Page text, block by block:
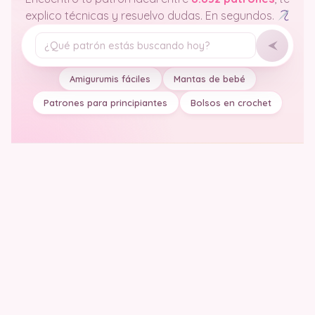
explico técnicas y resuelvo dudas. En segundos.
Tu pregunta
Amigurumis fáciles Mantas de bebé
Patrones para principiantes Bolsos en crochet